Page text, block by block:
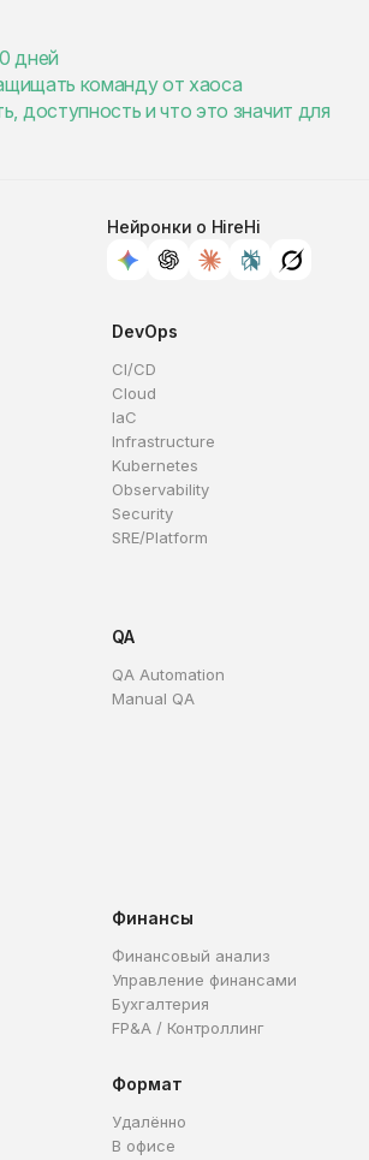
дней
команду от хаоса
доступность и что это значит для
Нейронки о HireHi
DevOps
CI/CD
Cloud
IaC
Infrastructure
Kubernetes
Observability
Security
SRE/Platform
QA
QA Automation
Manual QA
Финансы
Финансовый анализ
Управление финансами
Бухгалтерия
FP&A / Контроллинг
Формат
Удалённо
В офисе